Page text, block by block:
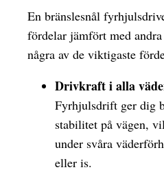
En bränslesnål
fördelar jämfört med
några av de viktigaste
Drivkraft i alla
Fyrhjulsdrift ger dig
stabilitet på vägen,
under svåra
eller is.